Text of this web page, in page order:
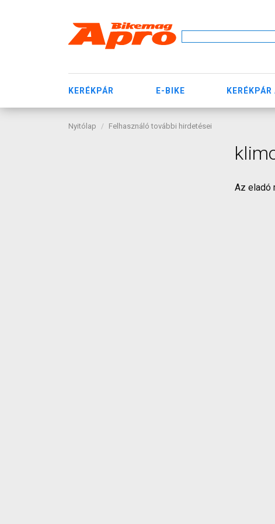
KERÉKPÁR E-BIKE
Nyitólap Felhasználó további hirdetései
Az eladó